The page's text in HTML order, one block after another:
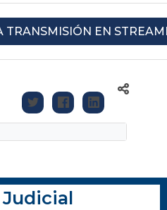
TRANSMISIÓN EN
Judicial